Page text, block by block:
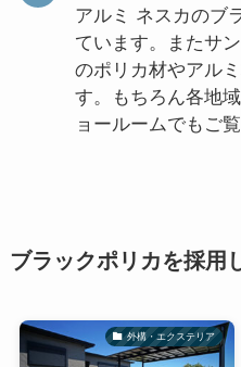
アルミ ネスカのブ
ています。またサ
のポリカ材やアル
す。もちろん各地
ョールームでもご
ブラックポリカを採用
外構・エクステリア